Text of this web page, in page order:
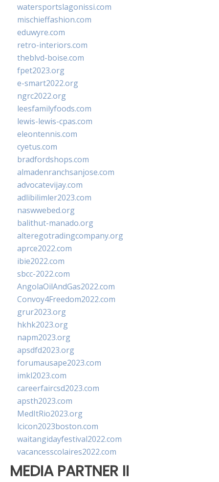
watersportslagonissi.com
mischieffashion.com
eduwyre.com
retro-interiors.com
theblvd-boise.com
fpet2023.org
e-smart2022.org
ngrc2022.org
leesfamilyfoods.com
lewis-lewis-cpas.com
eleontennis.com
cyetus.com
bradfordshops.com
almadenranchsanjose.com
advocatevijay.com
adlibilimler2023.com
naswwebed.org
balithut-manado.org
alteregotradingcompany.org
aprce2022.com
ibie2022.com
sbcc-2022.com
AngolaOilAndGas2022.com
Convoy4Freedom2022.com
grur2023.org
hkhk2023.org
napm2023.org
apsdfd2023.org
forumausape2023.com
imkl2023.com
careerfaircsd2023.com
apsth2023.com
MedItRio2023.org
lcicon2023boston.com
waitangidayfestival2022.com
vacancesscolaires2022.com
MEDIA PARTNER II